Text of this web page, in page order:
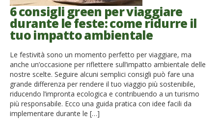
6 consigli green per viaggiare
durante le feste: come ridurre il
tuo impatto ambientale
Le festività sono un momento perfetto per viaggiare, ma
anche un’occasione per riflettere sull’impatto ambientale delle
nostre scelte. Seguire alcuni semplici consigli può fare una
grande differenza per rendere il tuo viaggio più sostenibile,
riducendo l’impronta ecologica e contribuendo a un turismo
più responsabile. Ecco una guida pratica con idee facili da
implementare durante le […]